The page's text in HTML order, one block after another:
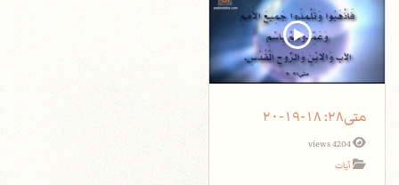
متى٢٨: ١٨-١٩-٢٠
4204 views
آيات